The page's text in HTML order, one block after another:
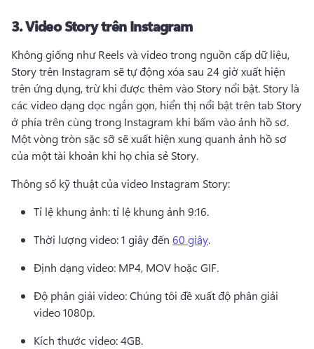
3.Video Story trên Instagram
Không giống như Reels và video trong nguồn cấp dữ liệu,
Story trên Instagram sẽ tự động xóa sau 24 giờ xuất hiện
trên ứng dụng, trừ khi được thêm vào Story nổi bật. Story là
các video dạng dọc ngắn gọn, hiển thị nổi bật trên tab Story
Một vòng tròn sặc sỡ sẽ xuất hiện xung quanh ảnh hồ sơ
của một tài khoản khi họ chia sẻ Story.
Thông số kỹ thuật của video Instagram Story:
Tỉ lệ khung ảnh: tỉ lệ khung ảnh 9:16.
Thời lượng video: 1 giây đến 60 giây.
Định dạng video: MP4, MOV hoặc GIF.
Độ phân giải video: Chúng tôi đề xuất độ phân giải
video 1080p.
Kích thước video: 4GB.